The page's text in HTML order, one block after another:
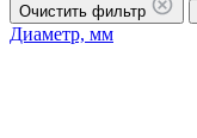
Очистить фильтр
Диаметр, мм